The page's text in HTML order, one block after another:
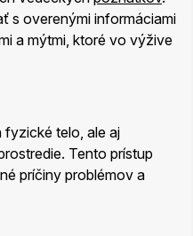
s overenými informáciami
a mýtmi, ktoré vo výžive
fyzické telo, ale aj
Tento prístup
príčiny problémov a